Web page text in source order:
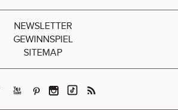
NEWSLETTER
GEWINNSPIEL
SITEMAP